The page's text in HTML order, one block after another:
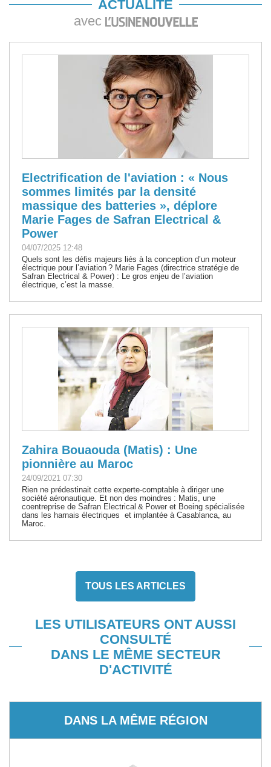
ACTUALITÉ
avec
Electrification de l'aviation : « Nous
sommes limités par la densité
massique des batteries », déplore
Marie Fages de Safran Electrical &
Power
04/07/2025 12:48
Quels sont les défis majeurs liés à la conception d’un moteur
électrique pour l’aviation ? Marie Fages (directrice stratégie de
Safran Electrical & Power) : Le gros enjeu de l’aviation
électrique, c’est la masse.
Zahira Bouaouda (Matis) : Une
pionnière au Maroc
24/09/2021 07:30
Rien ne prédestinait cette experte-comptable à diriger une
société aéronautique. Et non des moindres : Matis, une
coentreprise de Safran Electrical & Power et Boeing spécialisée
dans les harnais électriques et implantée à Casablanca, au
Maroc.
TOUS LES ARTICLES
LES UTILISATEURS ONT AUSSI
CONSULTÉ
DANS LE MÊME SECTEUR
D'ACTIVITÉ
DANS LA MÊME RÉGION